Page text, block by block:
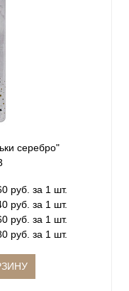
свеча тортовая 13 "пузырьки серебро"
руб. за 1 шт.
руб. за 1 шт.
руб. за 1 шт.
руб. за 1 шт.